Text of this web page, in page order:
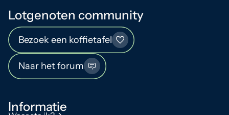
Lotgenoten community
Bezoek een koffietafel
Naar het forum
Informatie